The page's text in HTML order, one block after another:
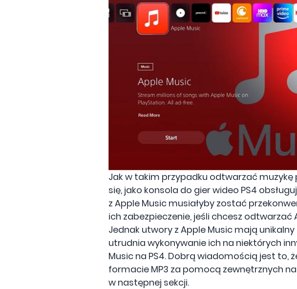
Jak w takim przypadku odtwarzać
się, jako konsola do gier wideo PS4
z Apple Music musiałyby zostać
ich zabezpieczenie, jeśli chcesz
Jednak utwory z Apple Music mają
utrudnia wykonywanie ich na niektórych
Music na PS4. Dobrą wiadomością jest to,
formacie MP3 za pomocą zewnętrznych
w następnej sekcji.